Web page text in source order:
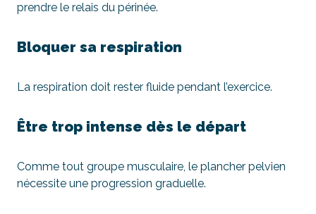
prendre le relais du périnée.
Bloquer sa respiration
La respiration doit rester fluide pendant l’exercice.
Être trop intense dès le départ
Comme tout groupe musculaire, le plancher pelvien
nécessite une progression graduelle.